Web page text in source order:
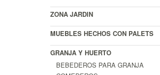
ZONA JARDIN
MUEBLES HECHOS CON PALETS
GRANJA Y HUERTO
BEBEDEROS PARA GRANJA